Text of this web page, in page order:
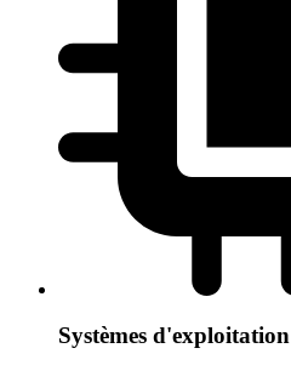
Systèmes d'exploitation